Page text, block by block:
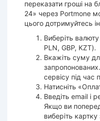
переказати гроші на
24» через Portmone
цього дотримуйтесь
Виберіть
PLN, GBP, KZT).
Вкажіть суму
сервісу під час
Натисніть
Введіть email і
Якщо ви
виберіть